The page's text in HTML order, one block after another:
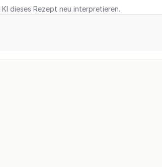
dieses Rezept neu interpretieren.